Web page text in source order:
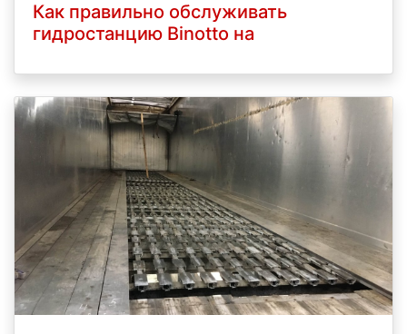
Как правильно обслуживать
гидростанцию Binotto на